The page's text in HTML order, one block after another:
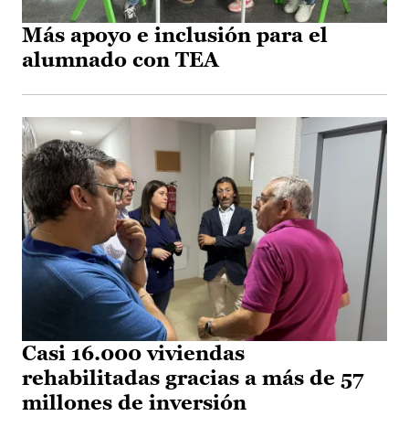
Más apoyo e inclusión para el
alumnado con TEA
Casi 16.000 viviendas
rehabilitadas gracias a más de 57
millones de inversión